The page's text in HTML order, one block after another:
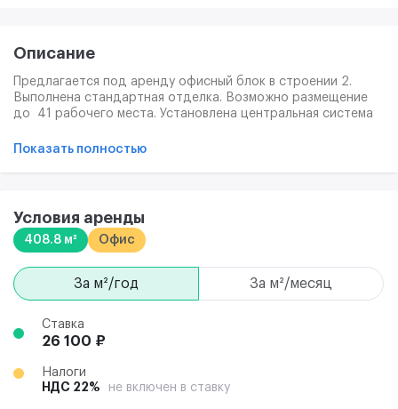
Описание
Предлагается под аренду офисный блок в строении 2.
Выполнена стандартная отделка. Возможно размещение
до 41 рабочего места. Установлена центральная система
индивидуальной настройки температуры и интенсивности
офис.
Показать полностью
Условия аренды
408.8 м² Офис
за м²/год за м²/месяц
Ставка
26 100 ₽
Налоги
НДС 22%
не включен в ставку